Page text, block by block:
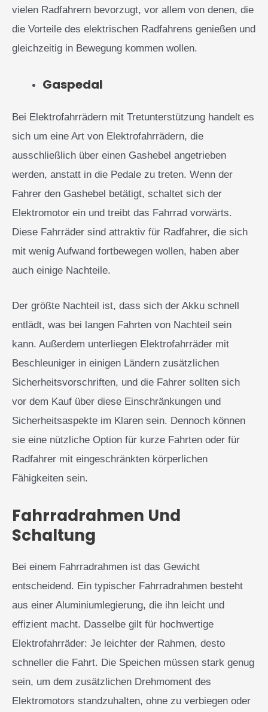
vielen Radfahrern bevorzugt, vor allem von denen, die
die Vorteile des elektrischen Radfahrens genießen und
gleichzeitig in Bewegung kommen wollen.
Gaspedal
Bei Elektrofahrrädern mit Tretunterstützung handelt es
sich um eine Art von Elektrofahrrädern, die
ausschließlich über einen Gashebel angetrieben
werden, anstatt in die Pedale zu treten. Wenn der
Fahrer den Gashebel betätigt, schaltet sich der
Elektromotor ein und treibt das Fahrrad vorwärts.
Diese Fahrräder sind attraktiv für Radfahrer, die sich
mit wenig Aufwand fortbewegen wollen, haben aber
auch einige Nachteile.
Der größte Nachteil ist, dass sich der Akku schnell
entlädt, was bei langen Fahrten von Nachteil sein
kann. Außerdem unterliegen Elektrofahrräder mit
Beschleuniger in einigen Ländern zusätzlichen
Sicherheitsvorschriften, und die Fahrer sollten sich
vor dem Kauf über diese Einschränkungen und
Sicherheitsaspekte im Klaren sein. Dennoch können
sie eine nützliche Option für kurze Fahrten oder für
Radfahrer mit eingeschränkten körperlichen
Fähigkeiten sein.
Fahrradrahmen Und
Schaltung
Bei einem Fahrradrahmen ist das Gewicht
entscheidend. Ein typischer Fahrradrahmen besteht
aus einer Aluminiumlegierung, die ihn leicht und
effizient macht. Dasselbe gilt für hochwertige
Elektrofahrräder: Je leichter der Rahmen, desto
schneller die Fahrt. Die Speichen müssen stark genug
sein, um dem zusätzlichen Drehmoment des
Elektromotors standzuhalten, ohne zu verbiegen oder